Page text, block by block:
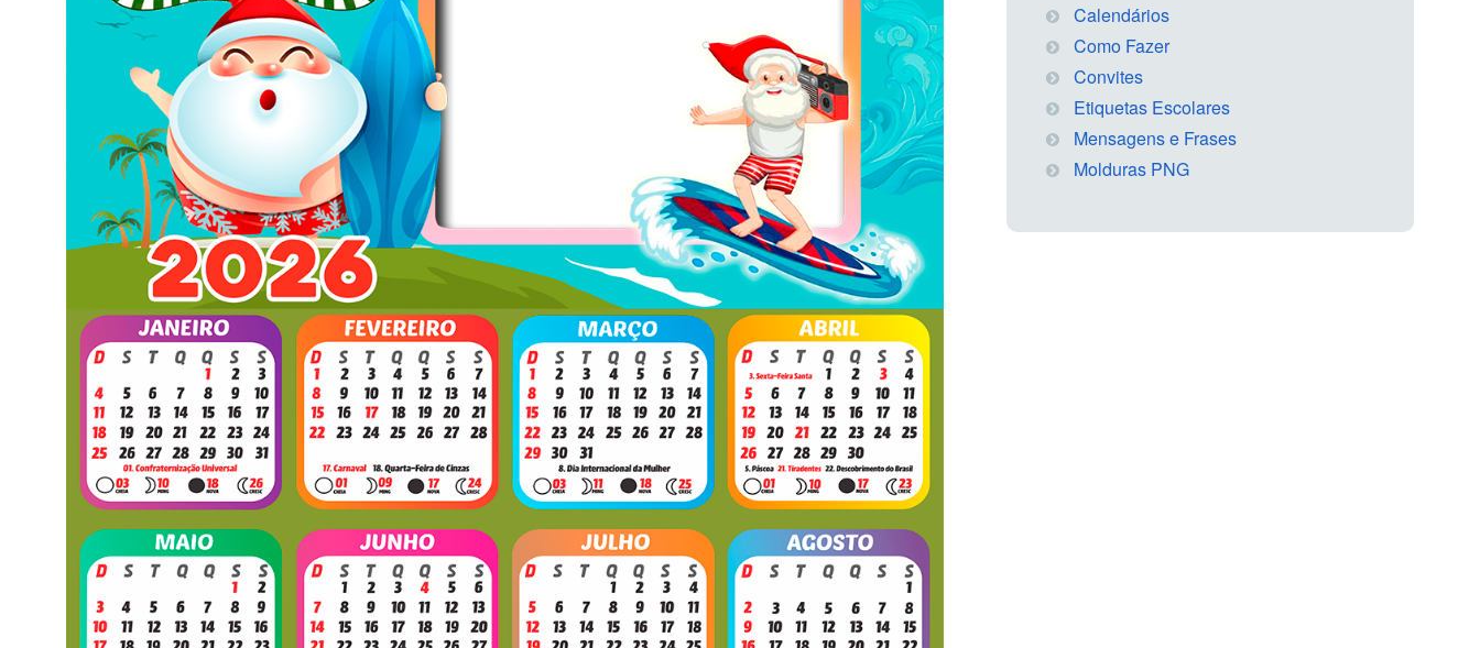
Calendários
Como Fazer
Convites
Etiquetas Escolares
Mensagens e Frases
Molduras PNG